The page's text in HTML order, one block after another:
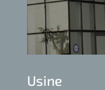
Usine